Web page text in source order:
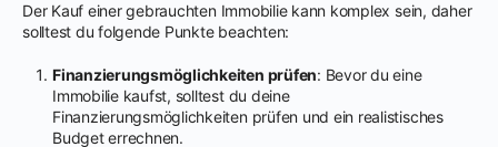
Der Kauf einer gebrauchten Immobilie kann komplex sein, daher
solltest du folgende Punkte beachten:
Finanzierungsmöglichkeiten prüfen: Bevor du eine
Immobilie kaufst, solltest du deine
Finanzierungsmöglichkeiten prüfen und ein realistisches
Budget errechnen.